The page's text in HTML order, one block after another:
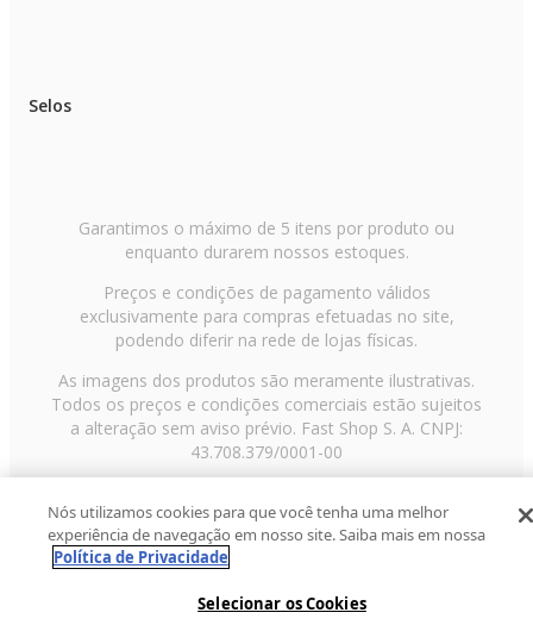
Selos
Garantimos o máximo de 5 itens por produto ou
enquanto durarem nossos estoques.
Preços e condições de pagamento válidos
exclusivamente para compras efetuadas no site,
podendo diferir na rede de lojas físicas.
As imagens dos produtos são meramente ilustrativas.
Todos os preços e condições comerciais estão sujeitos
a alteração sem aviso prévio. Fast Shop S. A. CNPJ:
43.708.379/0001-00
Paulo/SP, CEP 02029-001, Telefone: 11 3003-3728 ©
2013 Fast Shop - Todos os direitos reservadosRF
Nós utilizamos cookies para que você tenha uma melhor
experiência de navegação em nosso site. Saiba mais em nossa
Política de Privacidade
Selecionar os Cookies